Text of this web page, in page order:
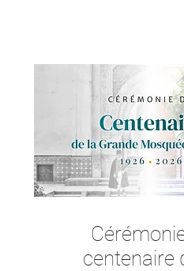
centenaire